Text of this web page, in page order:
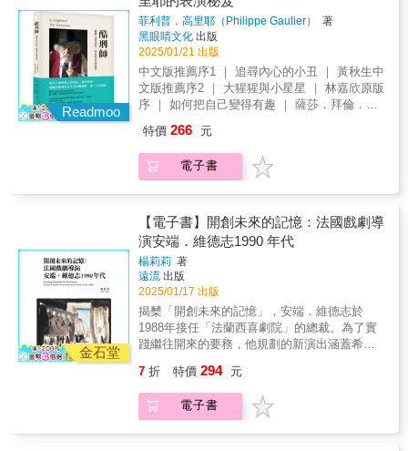
她自己，好起來了嗎？或者該問：好得起來
嗎？當每一個角色，在劇場上或現實裡，作為
或不作為都是一種「採取行動」，身在其中的
你，或許身不由己地扮演了不只一個角色。請
在這個劇本中，認領你曾經說不出口的台詞。
本書特色★本劇於2021-2022年國家兩廳院「藝
術基地計畫」駐館藝術家期間打造，於
2023TIFA台灣國際藝術節，與娩娩工作室一同
段銘心刻骨的叩問：「藝術裡能不能包含巧言
令色的部分？」並以另一種方式回應台灣的
#METOO浪潮────不假裝受害者必須完美，
Readmoo
菲利普．高里耶（Philippe Gaulier）
著
黑眼睛文化 出版
2025/01/21 出版
中文版推薦序1 ｜ 追尋內心的小丑 ｜ 黃秋生中
文版推薦序2 ｜ 大猩猩與小星星 ｜ 林嘉欣原版
序 ｜ 如何把自己變得有趣 ｜ 薩莎．拜倫．科
Philippe Gaulier ｜鄧壹齡中文版導言2 ｜ 醜與
丑 ｜甄詠蓓第一章 脫離常軌的思考方式
The Angle of Aberration 第二章 賈克．科
Exercises第五章 給未實現的夢想一記耳光
A Slap in the Face for the Unfulfilled Dream第
六章 真實扼殺想像的樂趣 Truth Kills the
Joy of Imagining第七章 「遊戲」練習 Le
Jeu Exercises第八章 丑角／怪物 Bouffon
第九章 小學的法西斯主義者 The Primary
School Fascist第十章 小孩不在黑暗中玩遊戲
Children Don，t Play in the Dark第十一章 作
者為敘述者的趣事配上音樂 The Author Sets
the Narrators Anecdote to Music第十二章 通
Melodrama Exercises 第十四章 小丑的誕
生 Birth of the Clown 第十五章 馬歇先生
Monsieur Marcel 第十六章 郵局咖啡館 The
特價 266 元
電子書
金石堂
【電子書】開創未來的記憶：法國戲劇導
演安端．維德志1990 年代
楊莉莉 著
遠流 出版
2025/01/17 出版
揭櫫「開創未來的記憶」，安端．維德志於
1988年接任「法蘭西喜劇院」的總裁。為了實
踐繼往開來的要務，他規劃的新演出涵蓋希臘
代，面面俱到。在此同時，他堅持引入才華洋
溢的導演，以激勵演員接觸不同的表演思維，
力圖使經典再度煥發光芒。最重要的是，他導
7 折 特價 294 元
電子書